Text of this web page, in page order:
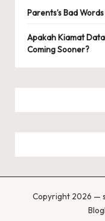
Parents’s Bad
Apakah Kiamat
Coming Sooner?
Copyright 2026 —